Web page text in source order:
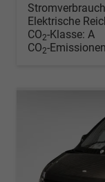
Elektrische
CO2-Klasse: A
CO2-